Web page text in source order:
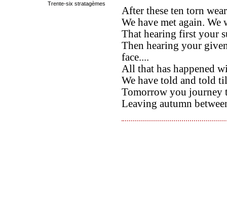
After these ten torn
We have met again. We
That hearing first your
Then hearing your
face....
All that has happened
We have told and told
Tomorrow you journey
Leaving autumn
Trente-six stratagèmes